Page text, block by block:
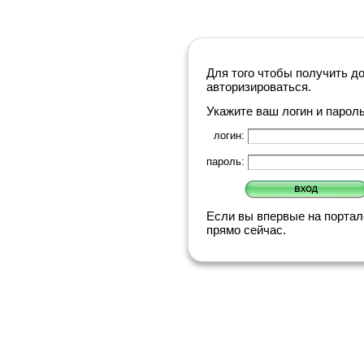
Для того чтобы получить
авторизироваться.
Укажите ваш логин и
логин:
пароль:
Если вы впервые на
прямо сейчас.